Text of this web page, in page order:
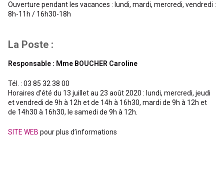
Ouverture pendant les vacances : lundi, mardi, mercredi, vendredi :
8h-11h / 16h30-18h
La Poste :
Responsable : Mme BOUCHER Caroline
Tél. : 03 85 32 38 00
Horaires d’été du 13 juillet au 23 août 2020 : lundi, mercredi, jeudi
et vendredi de 9h à 12h et de 14h à 16h30, mardi de 9h à 12h et
de 14h30 à 16h30, le samedi de 9h à 12h.
SITE WEB pour plus d’informations